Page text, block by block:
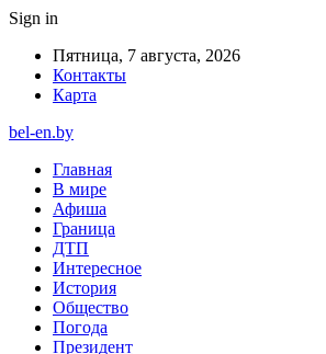
Sign in
Пятница, 7 августа, 2026
Контакты
Карта
bel-en.by
Главная
В мире
Афиша
Граница
ДТП
Интересное
История
Общество
Погода
Президент